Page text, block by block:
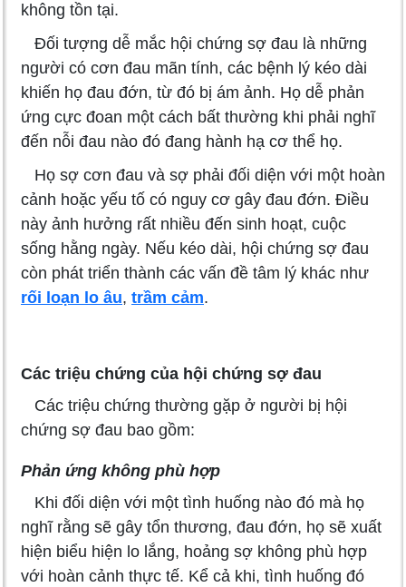
không tồn tại.
Đối tượng dễ mắc hội chứng sợ đau là những
người có cơn đau mãn tính, các bệnh lý kéo dài
khiến họ đau đớn, từ đó bị ám ảnh. Họ dễ phản
ứng cực đoan một cách bất thường khi phải nghĩ
đến nỗi đau nào đó đang hành hạ cơ thể họ.
Họ sợ cơn đau và sợ phải đối diện với một hoàn
cảnh hoặc yếu tố có nguy cơ gây đau đớn. Điều
này ảnh hưởng rất nhiều đến sinh hoạt, cuộc
sống hằng ngày. Nếu kéo dài, hội chứng sợ đau
còn phát triển thành các vấn đề tâm lý khác như
rối loạn lo âu, trầm cảm.
Các triệu chứng của hội chứng sợ đau
Các triệu chứng thường gặp ở người bị hội
chứng sợ đau bao gồm:
Phản ứng không phù hợp
Khi đối diện với một tình huống nào đó mà họ
nghĩ rằng sẽ gây tổn thương, đau đớn, họ sẽ xuất
hiện biểu hiện lo lắng, hoảng sợ không phù hợp
với hoàn cảnh thực tế. Kể cả khi, tình huống đó